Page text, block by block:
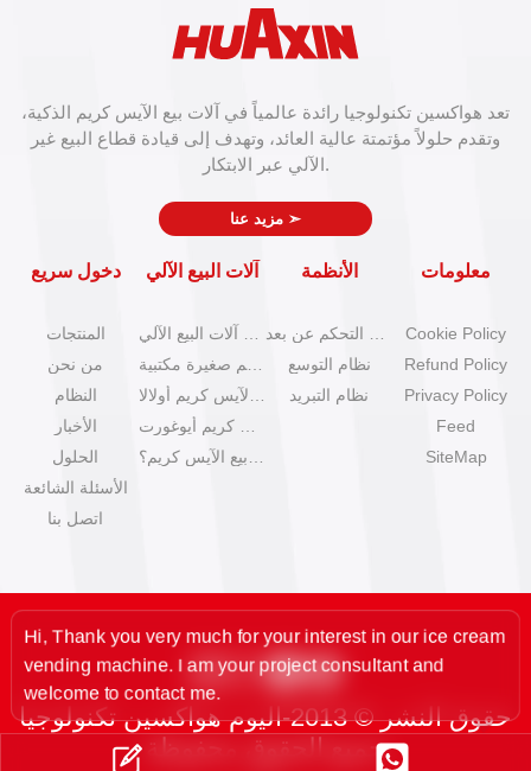
تعد هواكسين تكنولوجيا رائدة عالمياً في آلات بيع الآيس كريم الذكية،
وتقدم حلولاً مؤتمتة عالية العائد، وتهدف إلى قيادة قطاع البيع غير
الآلي عبر الابتكار.
➣
دخول سريع
المنتجات
من نحن
النظام
الأخبار
الحلول
الأسئلة الشائعة
اتصل بنا
آلات البيع الآلي الأنظمة
نظام التوسع
نظام التبريد
معلومات
Cookie Policy
Refund Policy
Privacy Policy
Feed
SiteMap
حقوق النشر © 2013-اليوم هواكسين تكنولوجيا
جميع الحقوق محفوظة
Hi, Thank you very much for your interest in our ice cream
vending machine. I am your project consultant and
welcome to contact me.